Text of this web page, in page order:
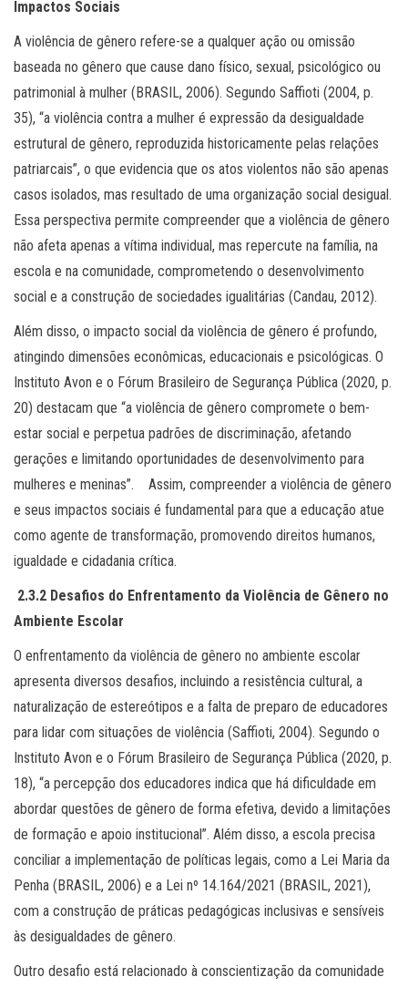
Impactos Sociais
A violência de gênero refere-se a qualquer ação ou omissão
baseada no gênero que cause dano físico, sexual, psicológico ou
patrimonial à mulher (BRASIL, 2006). Segundo Saffioti (2004, p.
35), “a violência contra a mulher é expressão da desigualdade
estrutural de gênero, reproduzida historicamente pelas relações
patriarcais”, o que evidencia que os atos violentos não são apenas
casos isolados, mas resultado de uma organização social desigual.
Essa perspectiva permite compreender que a violência de gênero
não afeta apenas a vítima individual, mas repercute na família, na
escola e na comunidade, comprometendo o desenvolvimento
social e a construção de sociedades igualitárias (Candau, 2012).
Além disso, o impacto social da violência de gênero é profundo,
atingindo dimensões econômicas, educacionais e psicológicas. O
Instituto Avon e o Fórum Brasileiro de Segurança Pública (2020, p.
20) destacam que “a violência de gênero compromete o bem-
estar social e perpetua padrões de discriminação, afetando
gerações e limitando oportunidades de desenvolvimento para
mulheres e meninas”. Assim, compreender a violência de gênero
e seus impactos sociais é fundamental para que a educação atue
como agente de transformação, promovendo direitos humanos,
igualdade e cidadania crítica.
2.3.2 Desafios do Enfrentamento da Violência de Gênero no
Ambiente Escolar
O enfrentamento da violência de gênero no ambiente escolar
apresenta diversos desafios, incluindo a resistência cultural, a
naturalização de estereótipos e a falta de preparo de educadores
para lidar com situações de violência (Saffioti, 2004). Segundo o
Instituto Avon e o Fórum Brasileiro de Segurança Pública (2020, p.
18), “a percepção dos educadores indica que há dificuldade em
abordar questões de gênero de forma efetiva, devido a limitações
de formação e apoio institucional”. Além disso, a escola precisa
conciliar a implementação de políticas legais, como a Lei Maria da
Penha (BRASIL, 2006) e a Lei nº 14.164/2021 (BRASIL, 2021),
com a construção de práticas pedagógicas inclusivas e sensíveis
às desigualdades de gênero.
Outro desafio está relacionado à conscientização da comunidade